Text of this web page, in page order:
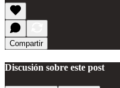
Compartir
Discusión sobre este post